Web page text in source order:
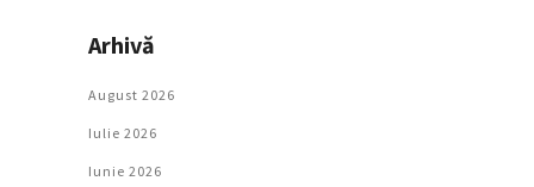
Arhivă
August 2026
Iulie 2026
Iunie 2026